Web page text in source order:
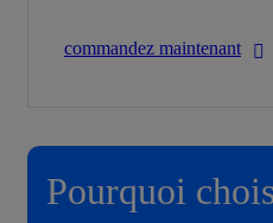
commandez maintenant
Pourquoi